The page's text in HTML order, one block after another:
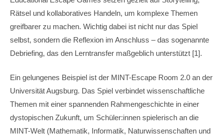
Rätsel und kollaboratives Handeln, um komplexe Themen
greifbarer zu machen. Wichtig dabei ist nicht nur das Spiel
selbst, sondern die Reflexion im Anschluss – das sogenannte
Debriefing, das den Lerntransfer maßgeblich unterstützt [1].
Ein gelungenes Beispiel ist der MINT-Escape Room 2.0 an der
Universität Augsburg. Das Spiel verbindet wissenschaftliche
Themen mit einer spannenden Rahmengeschichte in einer
dystopischen Zukunft, um Schüler:innen spielerisch an die
MINT-Welt (Mathematik, Informatik, Naturwissenschaften und